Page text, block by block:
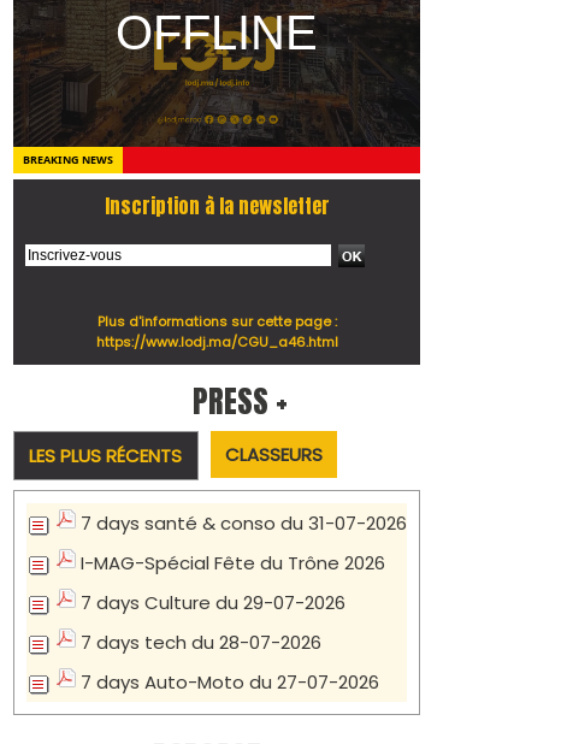
BREAKING NEWS
Inscription à la newsletter
Plus d'informations sur cette page :
https://www.lodj.ma/CGU_a46.html
PRESS +
LES PLUS RÉCENTS CLASSEURS
7 days santé & conso du 31-07-2026
I-MAG-Spécial Fête du Trône 2026
7 days Culture du 29-07-2026
7 days tech du 28-07-2026
7 days Auto-Moto du 27-07-2026